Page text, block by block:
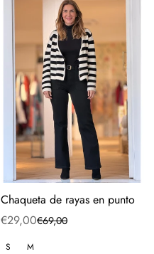
Chaqueta de rayas en punto
Precio
de
€29,00
Precio
regular
€69,00
S M